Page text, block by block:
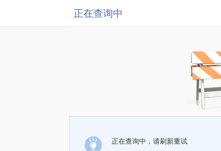
正在查询中
正在查询中，请刷新重试